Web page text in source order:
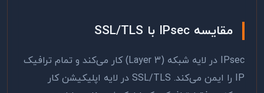
مقایسه IPsec با SSL/TLS
IPsec در لایه شبکه (Layer 3) کار می‌کند و تمام ترافیک
IP را ایمن می‌کند. SSL/TLS در لایه اپلیکیشن کار